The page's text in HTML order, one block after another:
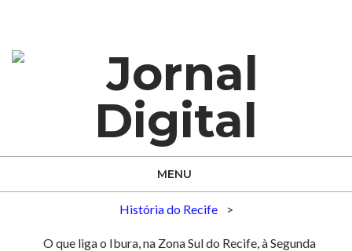
Skip
Jornal
Digital
Navigation
MENU
História do Recife >
O que liga o Ibura, na Zona Sul do Recife, à Segunda